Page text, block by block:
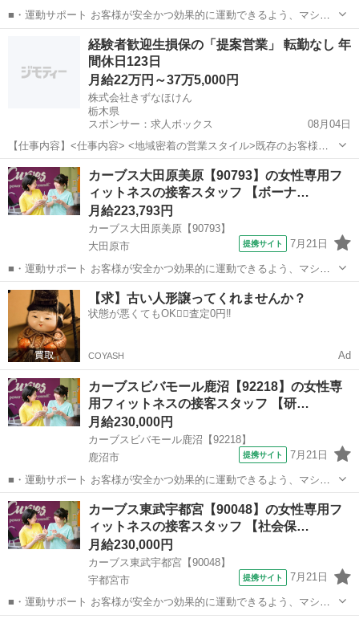
■・運動サポート お客様が安全かつ効果的に運動できるよう、マシン
の使い方をアドバイスします。運動が初めての方や苦手な方がほとん
どなので、難しい指導はありません。「今日はこの動きを意識しまし
ょう！」といったお声がけをしながら、...
その他
経験者歓迎生損保の「提案営業」 転勤なし 年
間休日123日
月給22万円～37万5,000円
株式会社きずなほけん
栃木県
スポンサー：求人ボックス
08月04日
【仕事内容】<仕事内容> <地域密着の営業スタイル>既存のお客様へ
保険提案・契約手続きとアフターフォロー中心。事故対応や見直しも
行い、信頼関係を築き安心を届けます。 ・生命保険・損害保険の提案
と説明 ・契約手続きと更新案内 ・事故...
正社員
カーブス大田原美原【90793】の女性専用フ
ィットネスの接客スタッフ 【ボーナ…
月給223,793円
カーブス大田原美原【90793】
大田原市
提携サイト 7月21日
■・運動サポート お客様が安全かつ効果的に運動できるよう、マシン
の使い方をアドバイスします。運動が初めての方や苦手な方がほとん
どなので、難しい指導はありません。「今日はこの動きを意識しまし
ょう！」といったお声がけをしながら、...
栃木 大田原市 その他
【求】古い人形譲ってくれませんか？
状態が悪くてもOK🙆‍♀️査定0円‼️
COYASH Ad
カーブスビバモール鹿沼【92218】の女性専
用フィットネスの接客スタッフ 【研…
月給230,000円
カーブスビバモール鹿沼【92218】
鹿沼市
提携サイト 7月21日
■・運動サポート お客様が安全かつ効果的に運動できるよう、マシン
の使い方をアドバイスします。運動が初めての方や苦手な方がほとん
どなので、難しい指導はありません。「今日はこの動きを意識しまし
ょう！」といったお声がけをしながら、...
栃木 鹿沼市 その他
カーブス東武宇都宮【90048】の女性専用フ
ィットネスの接客スタッフ 【社会保…
月給230,000円
カーブス東武宇都宮【90048】
宇都宮市
提携サイト 7月21日
■・運動サポート お客様が安全かつ効果的に運動できるよう、マシン